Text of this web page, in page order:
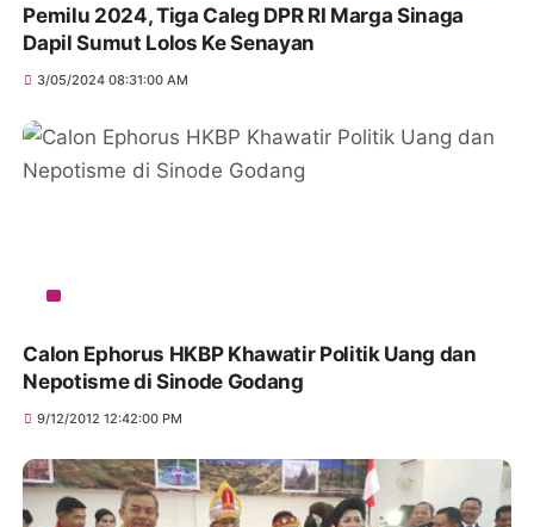
Pemilu 2024, Tiga Caleg DPR RI Marga Sinaga
Dapil Sumut Lolos Ke Senayan
3/05/2024 08:31:00 AM
Calon Ephorus HKBP Khawatir Politik Uang dan
Nepotisme di Sinode Godang
9/12/2012 12:42:00 PM